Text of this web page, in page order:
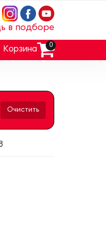
в подборе
Корзина 0
Очистить